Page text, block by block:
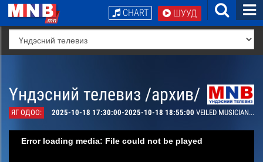
ШУУД
CHART
Үндэсний телевиз /архив/
ЯГ ОДОО: 2025-10-18 17:30:00-2025-10-18 18:55:00 VEILED MUSICIAN төгсгөлийн шатны шалгаруулалт
Error loading media: File could not be played